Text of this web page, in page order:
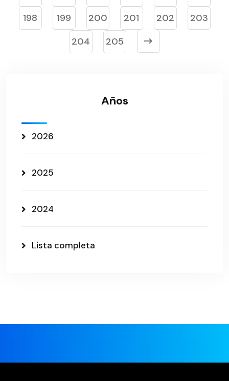
198
199 200 201 202
203
204
205
Años
2026
2025
2024
Lista completa